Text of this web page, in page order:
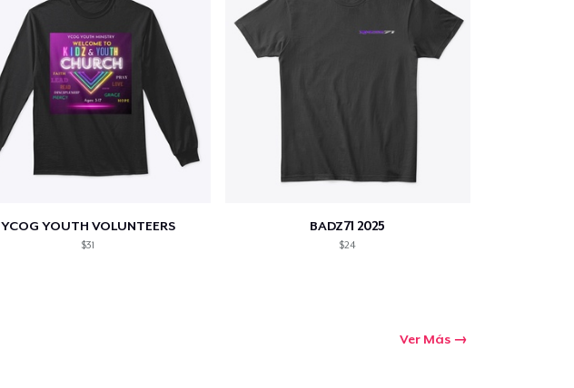
YCOG YOUTH VOLUNTEERS
$31
BADZ71 2025
$24
Ver Más